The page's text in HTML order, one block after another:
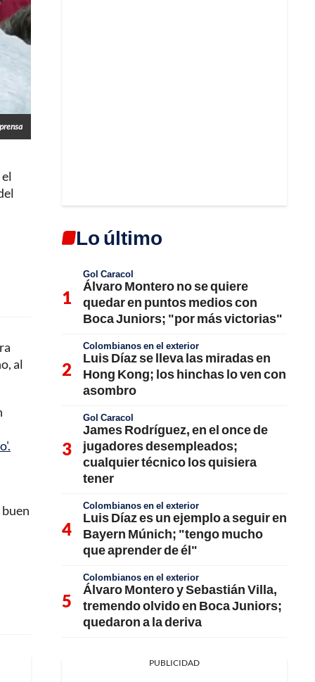
al
Lo último
Gol Caracol
Álvaro Montero no se quiere
quedar en puntos medios con
Boca Juniors; "por más victorias"
Colombianos en el exterior
Luis Díaz se lleva las miradas en
Hong Kong; los hinchas lo ven con
asombro
Gol Caracol
James Rodríguez, en el once de
jugadores desempleados;
cualquier técnico los quisiera
tener
Colombianos en el exterior
Luis Díaz es un ejemplo a seguir en
Bayern Múnich; "tengo mucho
que aprender de él"
Colombianos en el exterior
Álvaro Montero y Sebastián Villa,
tremendo olvido en Boca Juniors;
quedaron a la deriva
PUBLICIDAD